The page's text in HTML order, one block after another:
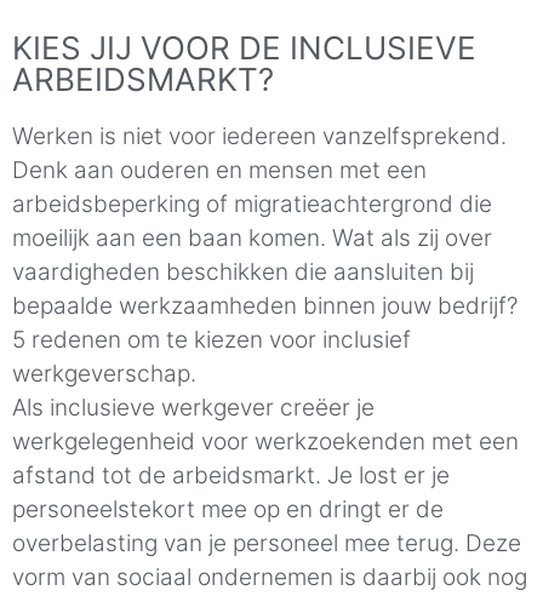
KIES JIJ VOOR DE INCLUSIEVE
ARBEIDSMARKT?
Werken is niet voor iedereen vanzelfsprekend.
Denk aan ouderen en mensen met een
arbeidsbeperking of migratieachtergrond die
moeilijk aan een baan komen. Wat als zij over
vaardigheden beschikken die aansluiten bij
bepaalde werkzaamheden binnen jouw bedrijf?
5 redenen om te kiezen voor inclusief
werkgeverschap.
Als inclusieve werkgever creëer je
werkgelegenheid voor werkzoekenden met een
afstand tot de arbeidsmarkt. Je lost er je
personeelstekort mee op en dringt er de
overbelasting van je personeel mee terug. Deze
vorm van sociaal ondernemen is daarbij ook nog